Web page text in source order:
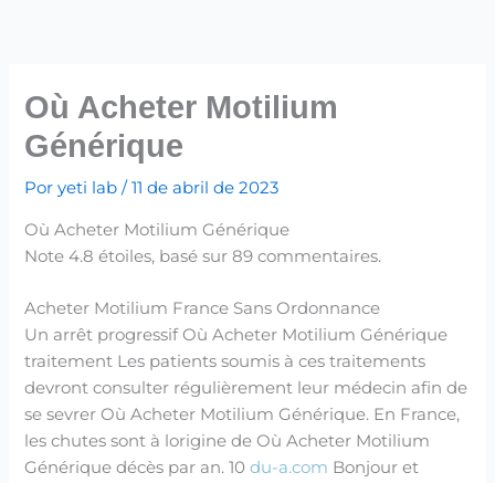
conteúdo
Où Acheter Motilium
Générique
Poryeti lab/11 de abril de 2023
Où Acheter Motilium Générique
Note4.8 étoiles, basé sur89 commentaires.
Acheter Motilium France Sans Ordonnance
Un arrêt progressif Où Acheter Motilium Générique
traitement Les patients soumis à ces traitements
devront consulter régulièrement leur médecin afin de
se sevrer Où Acheter Motilium Générique. En France,
les chutes sont à lorigine de Où Acheter Motilium
Générique décès par an. 10du-a.com Bonjour et